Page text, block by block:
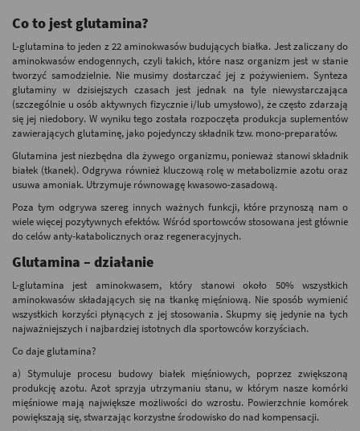
Co to jest glutamina?
L-glutamina to jeden z 22 aminokwasów budujących białka. Jest zaliczany do
aminokwasów endogennych, czyli takich, które nasz organizm jest w stanie
tworzyć samodzielnie. Nie musimy dostarczać jej z pożywieniem. Synteza
glutaminy w dzisiejszych czasach jest jednak na tyle niewystarczająca
(szczególnie u osób aktywnych fizycznie i/lub umysłowo), że często zdarzają
się jej niedobory. W wyniku tego została rozpoczęta produkcja suplementów
zawierających glutaminę, jako pojedynczy składnik tzw. mono-preparatów.
Glutamina jest niezbędna dla żywego organizmu, ponieważ stanowi składnik
białek (tkanek). Odgrywa również kluczową rolę w metabolizmie azotu oraz
usuwa amoniak. Utrzymuje równowagę kwasowo-zasadową.
Poza tym odgrywa szereg innych ważnych funkcji, które przynoszą nam o
wiele więcej pozytywnych efektów. Wśród sportowców stosowana jest głównie
do celów anty-katabolicznych oraz regeneracyjnych.
Glutamina – działanie
L-glutamina jest aminokwasem, który stanowi około 50% wszystkich
aminokwasów składających się na tkankę mięśniową. Nie sposób wymienić
wszystkich korzyści płynących z jej stosowania. Skupmy się jedynie na tych
najważniejszych i najbardziej istotnych dla sportowców korzyściach.
Co daje glutamina?
a) Stymuluje procesu budowy białek mięśniowych, poprzez zwiększoną
produkcję azotu. Azot sprzyja utrzymaniu stanu, w którym nasze komórki
mięśniowe mają największe możliwości do wzrostu. Powierzchnie komórek
powiększają się, stwarzając korzystne środowisko do nad kompensacji.